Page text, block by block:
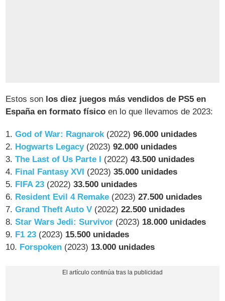
Estos son los diez juegos más vendidos de PS5 en
España en formato físico en lo que llevamos de 2023:
1.God of War: Ragnarok(2022)96.000 unidades
2. Hogwarts Legacy(2023)92.000 unidades
3.The Last of Us Parte I (2022)43.500 unidades
4. Final Fantasy XVI (2023)35.000 unidades
5. FIFA 23 (2022)33.500 unidades
6. Resident Evil 4 Remake (2023)27.500 unidades
7.Grand Theft Auto V (2022)22.500 unidades
8.Star Wars Jedi: Survivor (2023) 18.000 unidades
9. F1 23 (2023) 15.500 unidades
10. Forspoken (2023) 13.000 unidades